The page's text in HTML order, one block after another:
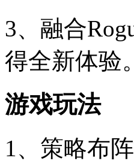
3、融合
得全新体验
游戏玩法
1、策略布